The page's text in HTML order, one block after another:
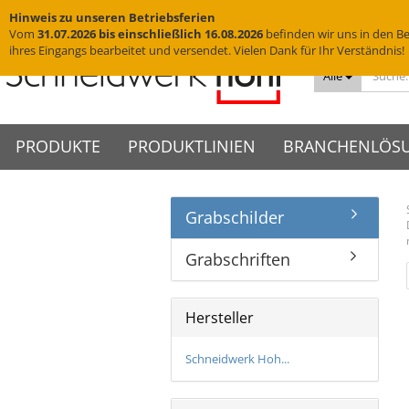
Alle
Hinweis zu unseren Betriebsferien
Vom 31.07.2026 bis einschließlich 16.08.2026 befinden wir uns in den
ihres Eingangs bearbeitet und versendet. Vielen Dank für Ihr Verständnis!
PRODUKTE
Wandschilder
Fahnenschilder
WC-Schilder
Edelstahlschilder
Messingschilder
PRODUKTLINIEN
VIGO Wandschilder - Indoor
VIGO Deckenhänger
VIGO Tischaufsteller
VIGO Zubehör
Praxisschilder
Grabschilder
Grabschriften
Hersteller
Schneidwerk Hoh...